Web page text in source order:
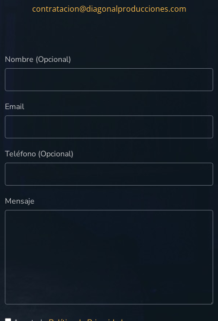
contratacion@diagonalproducciones.com
Nombre (Opcional)
Email
Teléfono (Opcional)
Mensaje